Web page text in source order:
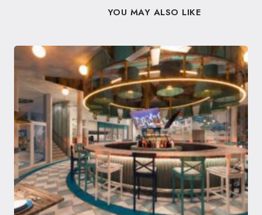
YOU MAY ALSO LIKE